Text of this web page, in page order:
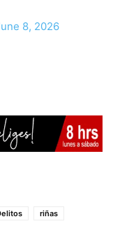
8, 2026
riñas